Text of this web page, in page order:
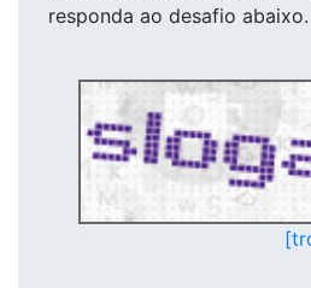
responda ao desafio abaixo.